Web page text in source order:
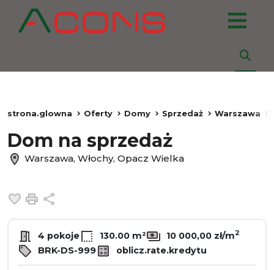
strona.glowna Oferty Domy Sprzedaż Warszawa
Dom na sprzedaż
Warszawa, Włochy, Opacz Wielka
Dodaj do ulubionych
Drukuj
4 pokoje 130.00 m² 10 000,00 zł/m2
BRK-DS-999 oblicz.rate.kredytu